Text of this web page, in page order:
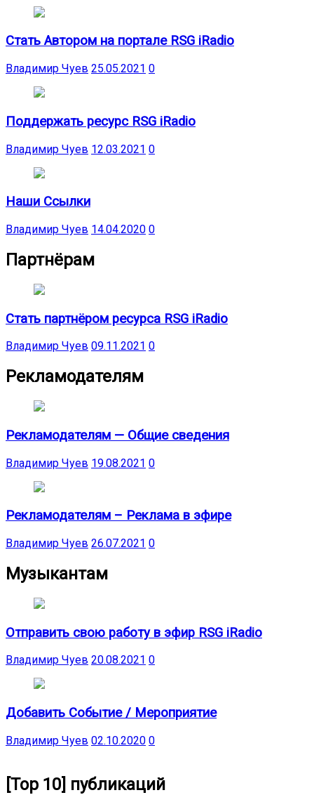
Стать Автором на портале RSG iRadio
Владимир Чуев 25.05.2021 0
Поддержать ресурс RSG iRadio
Владимир Чуев 12.03.2021 0
Наши Ссылки
Владимир Чуев 14.04.2020 0
Партнёрам
Стать партнёром ресурса RSG iRadio
Владимир Чуев 09.11.2021 0
Рекламодателям
Рекламодателям — Общие сведения
Владимир Чуев 19.08.2021 0
Рекламодателям – Реклама в эфире
Владимир Чуев 26.07.2021 0
Музыкантам
Отправить свою работу в эфир RSG iRadio
Владимир Чуев 20.08.2021 0
Добавить Событие / Мероприятие
Владимир Чуев 02.10.2020 0
[Top 10] публикаций